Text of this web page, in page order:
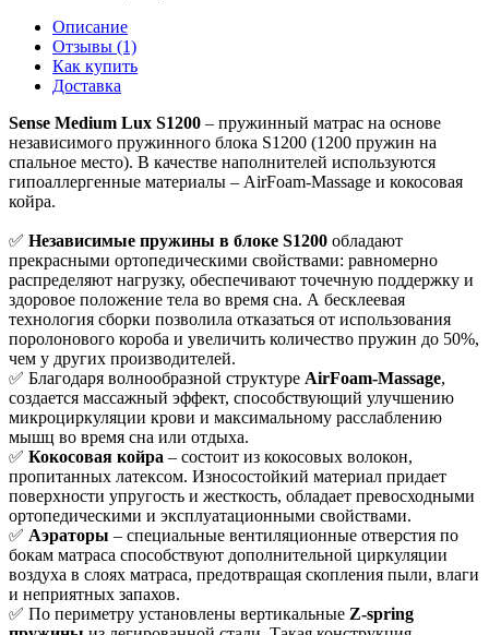
Описание
Отзывы (1)
Как купить
Доставка
Sense Medium Lux S1200 – пружинный матрас на основе
независимого пружинного блока S1200 (1200 пружин на
спальное место). В качестве наполнителей используются
гипоаллергенные материалы – AirFoam-Massage и кокосовая
койра.
✅ Независимые пружины в блоке S1200 обладают
прекрасными ортопедическими свойствами: равномерно
распределяют нагрузку, обеспечивают точечную поддержку и
здоровое положение тела во время сна. А бесклеевая
технология сборки позволила отказаться от использования
поролонового короба и увеличить количество пружин до 50%,
чем у других производителей.
✅ Благодаря волнообразной структуре AirFoam-Massage,
создается массажный эффект, способствующий улучшению
микроциркуляции крови и максимальному расслаблению
мышц во время сна или отдыха.
✅ Кокосовая койра – состоит из кокосовых волокон,
пропитанных латексом. Износостойкий материал придает
поверхности упругость и жесткость, обладает превосходными
ортопедическими и эксплуатационными свойствами.
✅ Аэраторы – специальные вентиляционные отверстия по
бокам матраса способствуют дополнительной циркуляции
воздуха в слоях матраса, предотвращая скопления пыли, влаги
и неприятных запахов.
✅ По периметру установлены вертикальные Z-spring